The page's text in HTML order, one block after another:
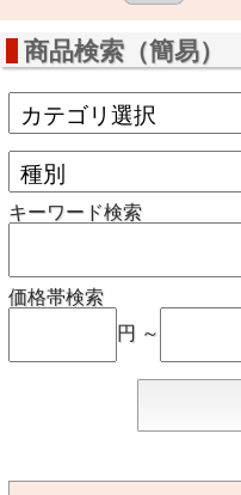
商品検索（簡易）
キーワード検索
価格帯検索
円 ～